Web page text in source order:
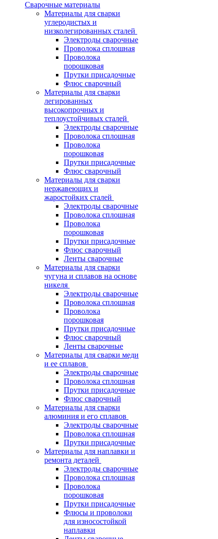
Сварочные материалы
Материалы для сварки
углеродистых и
низколегированных сталей
Электроды сварочные
Проволока сплошная
Проволока
порошковая
Прутки присадочные
Флюс сварочный
Материалы для сварки
легированных
высокопрочных и
теплоустойчивых сталей
Электроды сварочные
Проволока сплошная
Проволока
порошковая
Прутки присадочные
Флюс сварочный
Материалы для сварки
нержавеющих и
жаростойких сталей
Электроды сварочные
Проволока сплошная
Проволока
порошковая
Прутки присадочные
Флюс сварочный
Ленты сварочные
Материалы для сварки
чугуна и сплавов на основе
никеля
Электроды сварочные
Проволока сплошная
Проволока
порошковая
Прутки присадочные
Флюс сварочный
Ленты сварочные
Материалы для сварки меди
и ее сплавов
Электроды сварочные
Проволока сплошная
Прутки присадочные
Флюс сварочный
Материалы для сварки
алюминия и его сплавов
Электроды сварочные
Проволока сплошная
Прутки присадочные
Материалы для наплавки и
ремонта деталей
Электроды сварочные
Проволока сплошная
Проволока
порошковая
Прутки присадочные
Флюсы и проволоки
для износостойкой
наплавки